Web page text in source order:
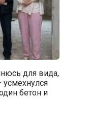
для вида,
бетон и